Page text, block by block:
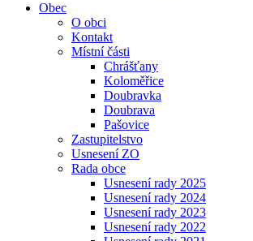
Obec
O obci
Kontakt
Místní části
Chrášťany
Koloměřice
Doubravka
Doubrava
Pašovice
Zastupitelstvo
Usnesení ZO
Rada obce
Usnesení rady 2025
Usnesení rady 2024
Usnesení rady 2023
Usnesení rady 2022